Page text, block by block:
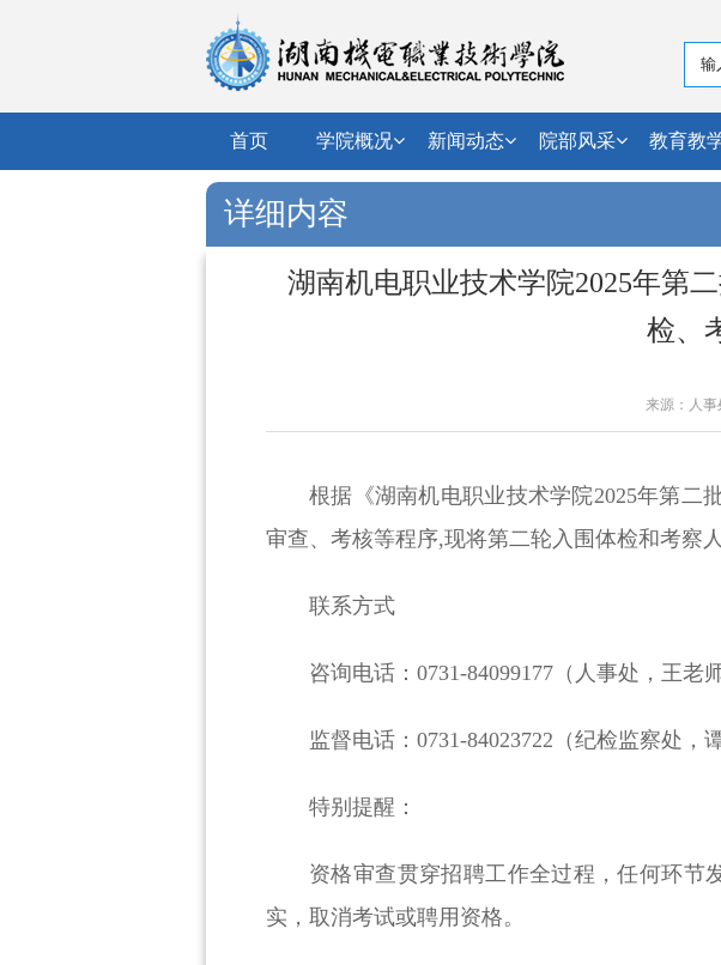
首页 学院概况 新闻动态 院部风采 教育教
详细内容
湖南机电职业技术学院2025年第
检、
来源：人事
根据《湖南机电职业技术学院2025年第二
审查、考核等程序,现将第二轮入围体检和考察
联系方式
咨询电话：0731-84099177（人事处，王老师
监督电话：0731-84023722（纪检监察处，
特别提醒：
资格审查贯穿招聘工作全过程，任何环节
实，取消考试或聘用资格。